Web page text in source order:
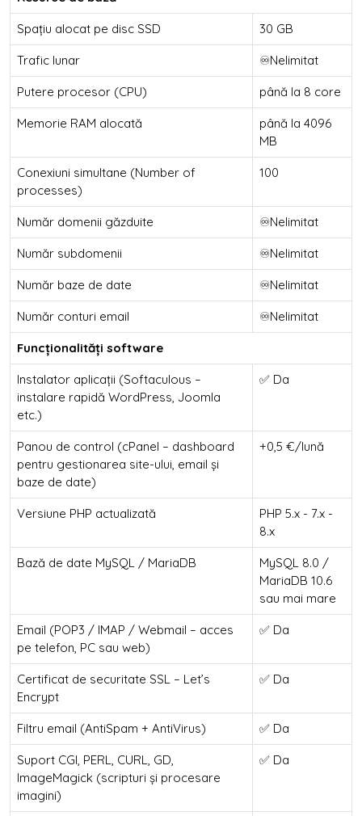
Spațiu alocat pe disc SSD 30 GB
Trafic lunar ♾️Nelimitat
Putere procesor (CPU) până la 8 core
Memorie RAM alocată
până la 4096
MB
Conexiuni simultane (Number of
processes)
100
Număr domenii găzduite ♾️Nelimitat
Număr subdomenii ♾️Nelimitat
Număr baze de date ♾️Nelimitat
Număr conturi email ♾️Nelimitat
Funcționalități software
Instalator aplicații (Softaculous –
instalare rapidă WordPress, Joomla
etc.)
✅ Da
Panou de control (cPanel – dashboard
pentru gestionarea site-ului, email și
baze de date)
+0,5 €/lună
Versiune PHP actualizată
PHP 5.x - 7.x -
8.x
Bază de date MySQL / MariaDB
MySQL 8.0 /
MariaDB 10.6
sau mai mare
Email (POP3 / IMAP / Webmail – acces
pe telefon, PC sau web)
✅ Da
Certificat de securitate SSL – Let’s
Encrypt
✅ Da
Filtru email (AntiSpam + AntiVirus) ✅ Da
Suport CGI, PERL, CURL, GD,
ImageMagick (scripturi și procesare
imagini)
✅ Da